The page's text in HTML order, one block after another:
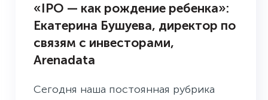
«IPO — как рождение ребенка»:
Екатерина Бушуева, директор по
связям с инвесторами,
Arenadata
Сегодня наша постоянная рубрика